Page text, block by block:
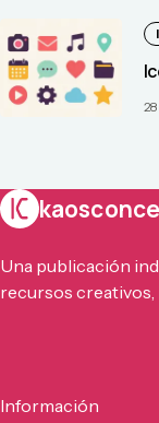
Una publicación
recursos
Información